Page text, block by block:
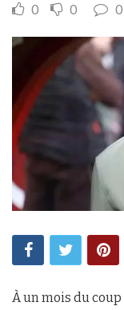
0 0 0
À un mois du coup